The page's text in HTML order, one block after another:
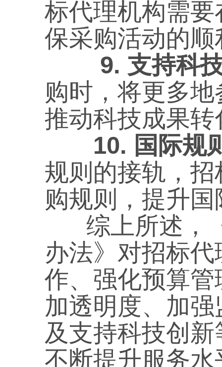
标代理机构需
保采购活动的顺
9. 支持科技
购时，将更多
推动科技成果
10. 国际规
规则的接轨，
购规则，提升
综上所述，《
办法》对招标
作、强化预算
加透明度、加
及支持科技创
不断提升服务